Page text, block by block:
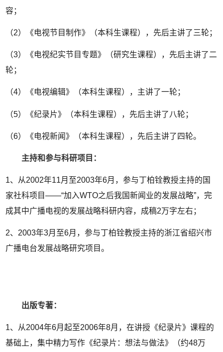
容；
（2）《电视节目制作》（本科生课程），先后主讲了三轮；
（3）《电视纪实节目专题》（研究生课程），先后主讲了二
轮；
（4）《电视编辑》（本科生课程），主讲了一轮；
（5）《纪录片》（本科生课程），先后主讲了八轮；
（6）《电视新闻》（本科生课程），先后主讲了四轮。
主持和参与科研项目：
1、从2002年11月至2003年6月，参与丁柏铨教授主持的国
家社科项目——“加入WTO之后我国新闻业的发展战略”，完
成其中广播电视的发展战略科研内容，成稿2万字左右；
2、2003年3月至6月，参与丁柏铨教授主持的浙江省绍兴市
广播电台发展战略研究项目。
出版专著：
1、从2004年6月起至2006年8月，在讲授《纪录片》课程的
基础上，集中精力写作《纪录片：想法与做法》（约48万